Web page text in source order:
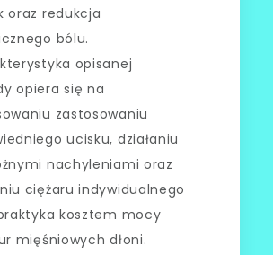
oraz redukcja
bólu.
opisanej
opiera się na
zastosowaniu
ucisku, działaniu
nachyleniami oraz
ciężaru indywidualnego
kosztem mocy
mięśniowych dłoni.